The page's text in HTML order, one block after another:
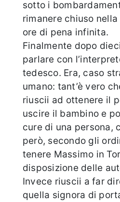
sotto i
rimanere chiuso
ore di pena infinita.
Finalmente dopo
parlare con
tedesco. Era, caso
umano: tant’è vero
riuscii ad ottenere il
uscire il bambino e
cure di una persona,
però, secondo gli
tenere Massimo in
disposizione delle
Invece riuscii a far
quella signora di